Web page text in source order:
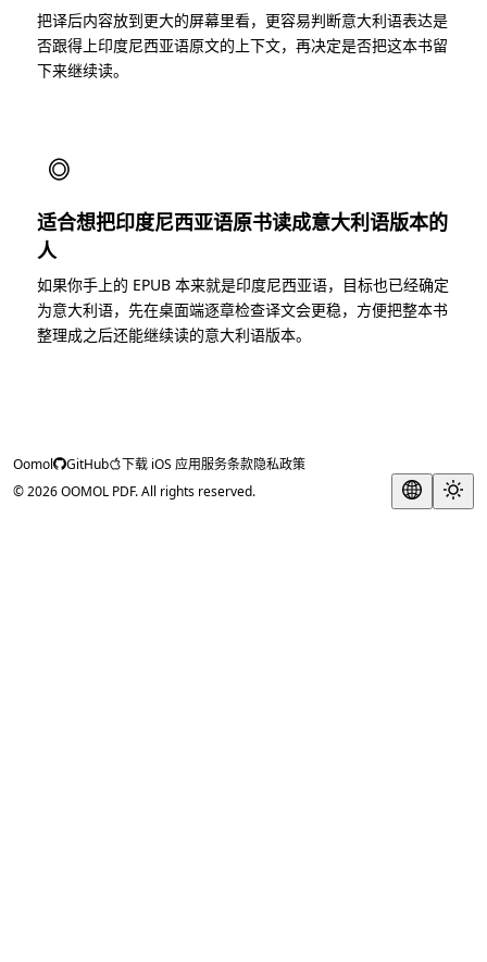
把译后内容放到更大的屏幕里看，更容易判断意大利语表达是
否跟得上印度尼西亚语原文的上下文，再决定是否把这本书留
下来继续读。
◎
适合想把印度尼西亚语原书读成意大利语版本的
人
如果你手上的 EPUB 本来就是印度尼西亚语，目标也已经确定
为意大利语，先在桌面端逐章检查译文会更稳，方便把整本书
整理成之后还能继续读的意大利语版本。
Oomol GitHub 下载 iOS 应用服务条款隐私政策
© 2026 OOMOL PDF. All rights reserved.